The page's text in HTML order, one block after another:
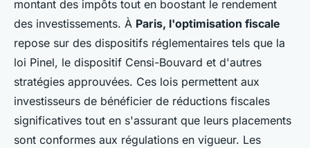
montant des impôts tout en boostant le rendement
des investissements. À Paris, l'optimisation fiscale
repose sur des dispositifs réglementaires tels que la
loi Pinel, le dispositif Censi-Bouvard et d'autres
stratégies approuvées. Ces lois permettent aux
investisseurs de bénéficier de réductions fiscales
significatives tout en s'assurant que leurs placements
sont conformes aux régulations en vigueur. Les